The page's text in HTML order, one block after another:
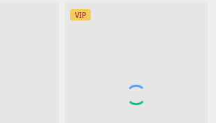
双字 无水印纯净版 720P/MK
V/4.39G 二战纪录片
VIP